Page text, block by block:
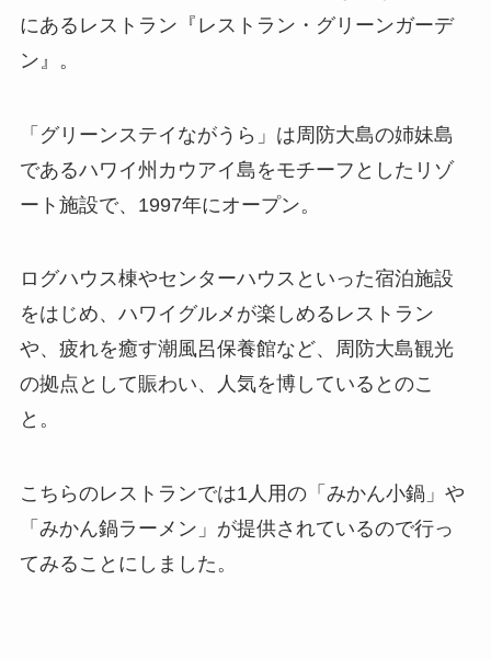
にあるレストラン『レストラン・グリーンガーデ
ン』。
「グリーンステイながうら」は周防大島の姉妹島
であるハワイ州カウアイ島をモチーフとしたリゾ
ート施設で、1997年にオープン。
ログハウス棟やセンターハウスといった宿泊施設
をはじめ、ハワイグルメが楽しめるレストラン
や、疲れを癒す潮風呂保養館など、周防大島観光
の拠点として賑わい、人気を博しているとのこ
と。
こちらのレストランでは1人用の「みかん小鍋」や
「みかん鍋ラーメン」が提供されているので行っ
てみることにしました。